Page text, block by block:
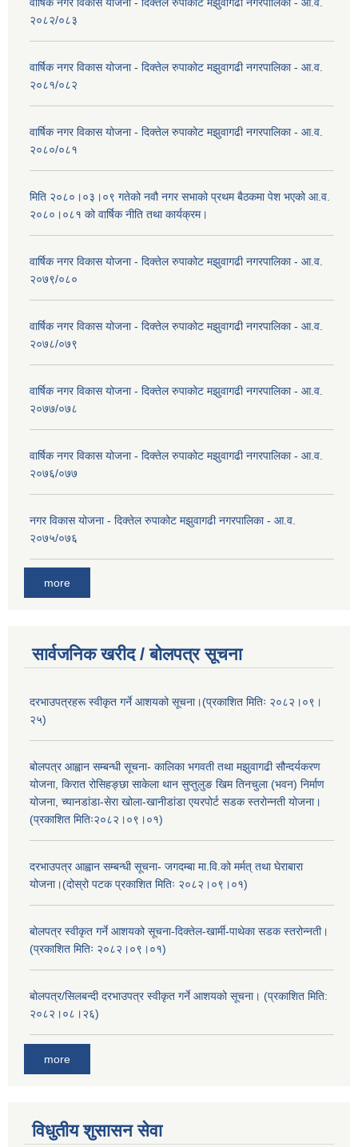
२०८२/०८३
वार्षिक नगर विकास योजना - दिक्तेल रुपाकोट मझुवागढी नगरपालिका - आ.व.
२०८१/०८२
वार्षिक नगर विकास योजना - दिक्तेल रुपाकोट मझुवागढी नगरपालिका - आ.व.
२०८०/०८१
मिति २०८०।०३।०९ गतेको नवौ नगर सभाको प्रथम बैठकमा पेश भएको आ.व.
२०८०।०८१ को वार्षिक नीति तथा कार्यक्रम।
वार्षिक नगर विकास योजना - दिक्तेल रुपाकोट मझुवागढी नगरपालिका - आ.व.
२०७९/०८०
वार्षिक नगर विकास योजना - दिक्तेल रुपाकोट मझुवागढी नगरपालिका - आ.व.
२०७८/०७९
वार्षिक नगर विकास योजना - दिक्तेल रुपाकोट मझुवागढी नगरपालिका - आ.व.
२०७७/०७८
वार्षिक नगर विकास योजना - दिक्तेल रुपाकोट मझुवागढी नगरपालिका - आ.व.
२०७६/०७७
नगर विकास योजना - दिक्तेल रुपाकोट मझुवागढी नगरपालिका - आ.व.
२०७५/०७६
more
सार्वजनिक खरीद / बोलपत्र सूचना
दरभाउपत्रहरू स्वीकृत गर्ने आशयको सूचना।(प्रकाशित मितिः २०८२।०९।
२५)
बोलपत्र आह्वान सम्बन्धी सूचना- कालिका भगवती तथा मझुवागढी सौन्दर्यकरण
योजना, किरात रोसिहङ्छा साकेला थान सुप्तुलुङ खिम तिनचुला (भवन) निर्माण
योजना, च्यानडांडा-सेरा खोला-खानीडांडा एयरपोर्ट सडक स्तरोन्नती योजना।
(प्रकाशित मितिः२०८२।०९।०१)
दरभाउपत्र आह्वान सम्बन्धी सूचना- जगदम्बा मा.वि.को मर्मत् तथा घेराबारा
योजना।(दोस्रो पटक प्रकाशित मितिः २०८२।०९।०१)
बोलपत्र स्वीकृत गर्ने आशयको सूचना-दिक्तेल-खार्मी-पाथेका सडक स्तरोन्नती।
(प्रकाशित मितिः २०८२।०९।०१)
बोलपत्र/सिलबन्दी दरभाउपत्र स्वीकृत गर्ने आशयको सूचना। (प्रकाशित मिति:
२०८२।०८।२६)
more
विधुतीय शुसासन सेवा